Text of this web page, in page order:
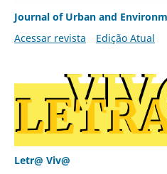
Journal of Urban and
Acessar revista
Edição Atual
Letr@ Viv@